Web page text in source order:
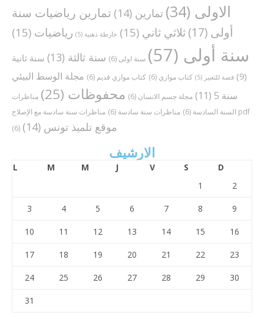
الاولى (34) تمارين (14)
تمارين رياضيات سنة
أولى (17) ثلاثي ثاني (15) خارطة ذهنية (5) رياضيات (15)
سنة أولى (57) سنة اولى (6) سنة ثالثة (13)
سنة ثانية
(9)
قصة للتعبير (5) كتاب موازي (6) كتاب موازي قديم (6)
مجلة الوسط البيئي
سنة 5
(11) مجلة جسم الانسان (6) محفوظات (25)
مناظرات
السنة السادسة (6) مناظرات سنة سادسة (6)
مناظرات سنة سادسة مع الإصلاح pdf
(6)
موقع تلميذ تونس (14)
الارشيف
L M M J V S
D
1
2
3 4 5 6 7 8 9
10 11 12 13 14 15 16
17 18 19 20 21 22 23
24 25 26 27 28 29 30
31